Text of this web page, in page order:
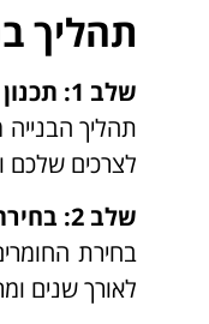
תהליך
שלב 1: תכנון והתאמה אישית
תהליך
לצרכים
שלב 2: בחירת חומרים
בחירת
לאורך שנים